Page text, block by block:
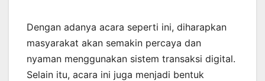
Dengan adanya acara seperti ini, diharapkan
masyarakat akan semakin percaya dan
nyaman menggunakan sistem transaksi digital.
Selain itu, acara ini juga menjadi bentuk